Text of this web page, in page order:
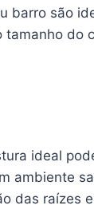
barro são
do
ideal
ambiente
das raízes